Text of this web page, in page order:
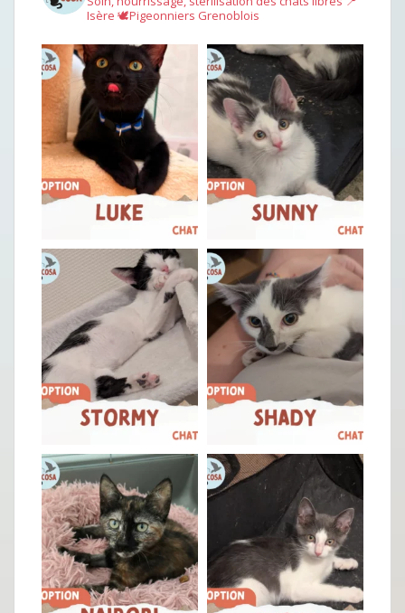
Isère 🕊︎Pigeonniers Grenoblois